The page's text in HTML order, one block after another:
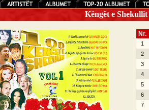
Këngët e
Nr.
1
2
3
4
5
6
7